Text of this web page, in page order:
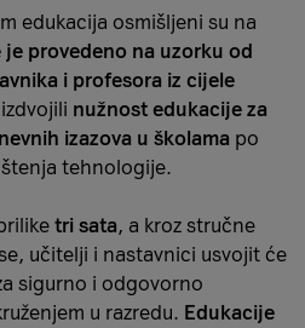
edukacija osmišljeni su na
provedeno na uzorku od
i profesora iz cijele
nužnost edukacije za
izazova u školama po
tehnologije.
tri sata, a kroz stručne
učitelji i nastavnici usvojit će
sigurno i odgovorno
u razredu. Edukacije